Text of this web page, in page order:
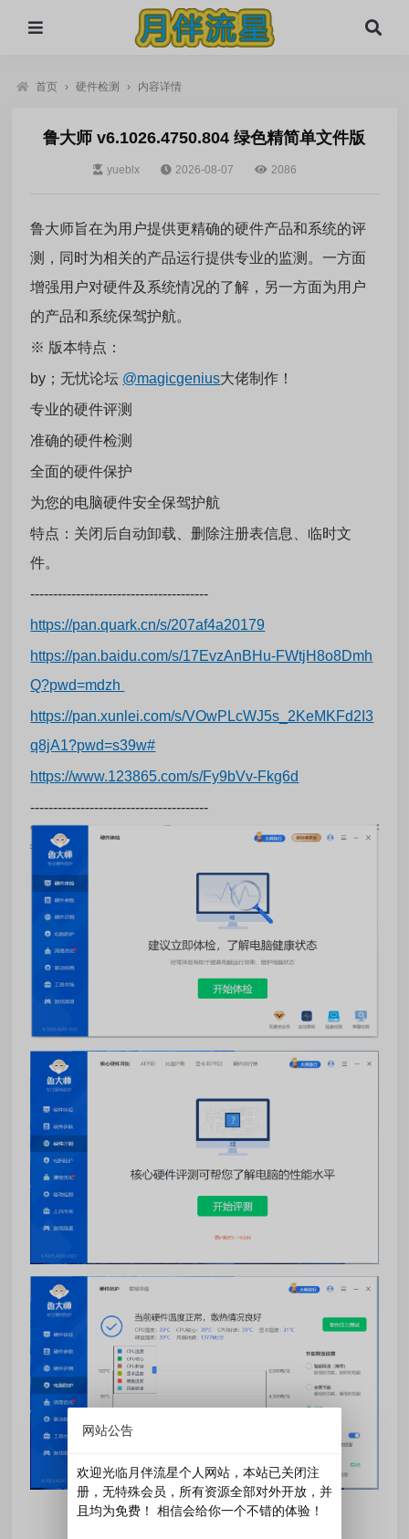
首页 › 硬件检测 › 内容详情
鲁大师 v6.1026.4750.804 绿色精简单文件版
yueblx 2026-08-07 2086
鲁大师旨在为用户提供更精确的硬件产品和系统的评
测，同时为相关的产品运行提供专业的监测。一方面
增强用户对硬件及系统情况的了解，另一方面为用户
的产品和系统保驾护航。
※ 版本特点：
by；无忧论坛 @magicgenius大佬制作！
专业的硬件评测
准确的硬件检测
全面的硬件保护
为您的电脑硬件安全保驾护航
特点：关闭后自动卸载、删除注册表信息、临时文
件。
---------------------------------------
https://pan.quark.cn/s/207af4a20179
https://pan.baidu.com/s/17EvzAnBHu-FWtjH8o8Dmh
Q?pwd=mdzh
https://pan.xunlei.com/s/VOwPLcWJ5s_2KeMKFd2I3
q8jA1?pwd=s39w#
https://www.123865.com/s/Fy9bVv-Fkg6d
---------------------------------------
网站公告
欢迎光临月伴流星个人网站，本站已关闭注
册，无特殊会员，所有资源全部对外开放，并
且均为免费！ 相信会给你一个不错的体验！